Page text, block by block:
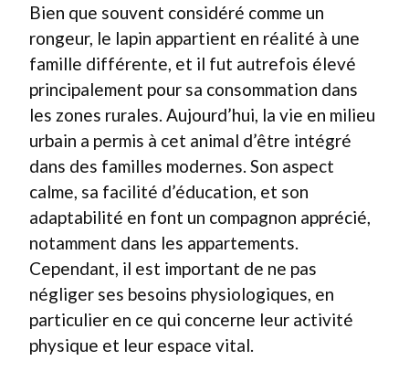
Bien que souvent considéré comme un
rongeur, le lapin appartient en réalité à une
famille différente, et il fut autrefois élevé
principalement pour sa consommation dans
les zones rurales. Aujourd’hui, la vie en milieu
urbain a permis à cet animal d’être intégré
dans des familles modernes. Son aspect
calme, sa facilité d’éducation, et son
adaptabilité en font un compagnon apprécié,
notamment dans les appartements.
Cependant, il est important de ne pas
négliger ses besoins physiologiques, en
particulier en ce qui concerne leur activité
physique et leur espace vital.